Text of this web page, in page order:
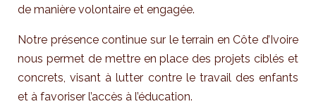
de manière volontaire et engagée.
Notre présence continue sur le terrain en Côte d’Ivoire
nous permet de mettre en place des projets ciblés et
concrets, visant à lutter contre le travail des enfants
et à favoriser l’accès à l’éducation.